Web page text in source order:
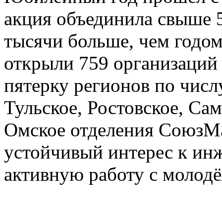
акция объединила свыше
тысячи больше, чем
открыли 759
пятерку регионов по
Тульское, Ростовское,
Омское отделения
устойчивый интерес к
активную работу с